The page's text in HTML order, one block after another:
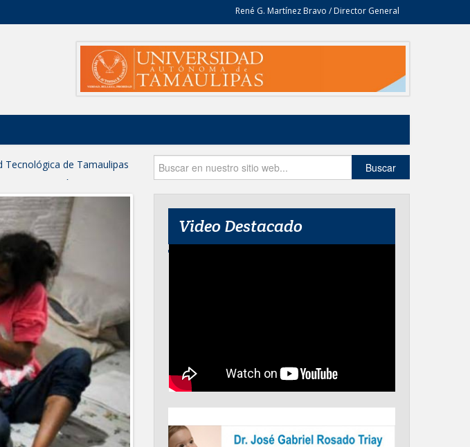
René G. Martínez Bravo / Director General
Tecnológica de Tamaulipas
personas con
DE ENERGÍA
ante tormenta
Tam
GRATUITO PARA RECIÉN
por la Senadora Maki
un trato digno y
LAS COLONIAS JARDÍN Y
073 DURANTE JULIO
personas adultas mayores
Buscar
Video Destacado